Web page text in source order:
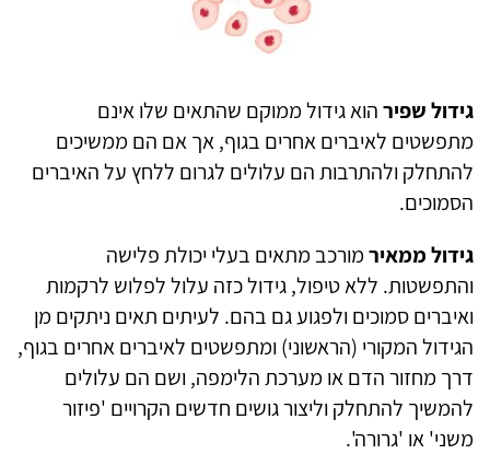
גידול שפירהוא גידול ממוקם שהתאים שלו אינם
מתפשטים לאיברים אחרים בגוף, אך אם הם ממשיכים
להתחלק ולהתרבות הם עלולים לגרום ללחץ על האיברים
הסמוכים.
גידול ממאירמורכב מתאים בעלי יכולת פלישה
והתפשטות. ללא טיפול, גידול כזה עלול לפלוש לרקמות
ואיברים סמוכים ולפגוע גם בהם. לעיתים תאים ניתקים מן
הגידול המקורי (הראשוני) ומתפשטים לאיברים אחרים בגוף,
דרך מחזור הדם או מערכת הלימפה, ושם הם עלולים
להמשיך להתחלק וליצור גושים חדשים הקרויים 'פיזור
משני' או 'גרורה'.